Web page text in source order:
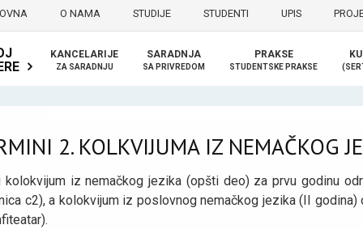
O NAMA STUDIJE STUDENTI UPIS
KANCELARIJE
ZA SARADNJU
SARADNJA
SA PRIVREDOM
PRAKSE
STUDENTSKE PRAKSE
2. KOLKVIJUMA IZ NEMAČKOG
kolokvijum iz nemačkog jezika (opšti deo) za prvu godinu
c2), a kolokvijum iz poslovnog nemačkog jezika (II